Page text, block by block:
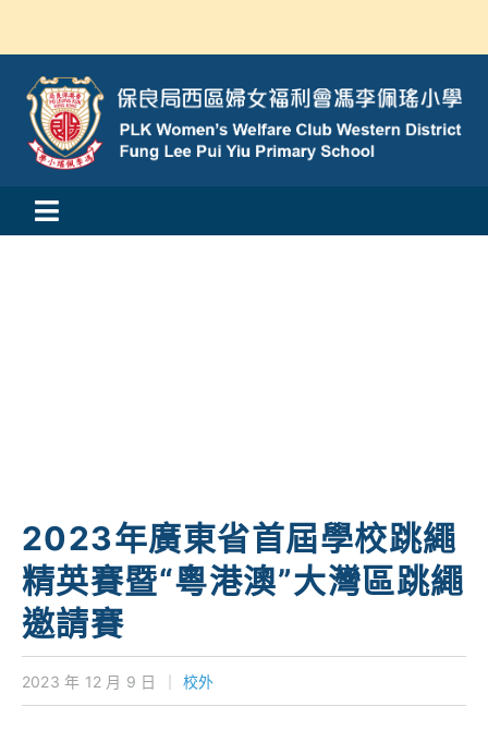
content
Toggle
我們的成就
對外聯繫
聯絡我們
2023年廣東省首屆學校跳繩
精英賽暨“粵港澳”大灣區跳繩
邀請賽
2023 年 12 月 9 日 校外